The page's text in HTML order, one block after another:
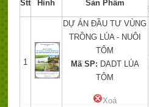
Stt Hình Sản Phẩm
1
DỰ ÁN ĐẦU TƯ VÙNG
TRỒNG LÚA - NUÔI
TÔM
Mã SP: DADT LÚA
TÔM
Xoá